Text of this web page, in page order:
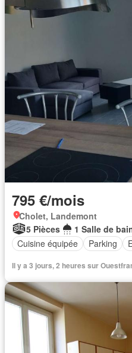
795 €/mois
Cholet, Landemont
5 Pièces
1 Salle de
Cuisine équipée
Parking
Il y a 3 jours, 2 heures sur